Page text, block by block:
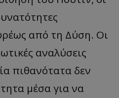
από τη Δύση. Οι
αναλύσεις
πιθανότατα δεν
μέσα για να